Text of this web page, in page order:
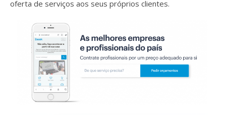
oferta de serviços aos seus próprios clientes.